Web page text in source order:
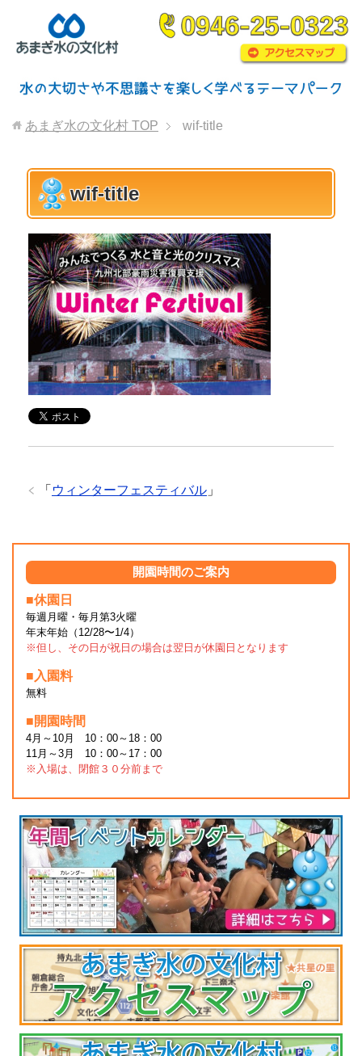
あまぎ水の文化村 TOP wif-title
wif-title
「 ウィンターフェスティバル 」
開園時間のご案内
■休園日
毎週月曜・毎月第3火曜
年末年始（12/28〜1/4）
※但し、その日が祝日の場合は翌日が休園日となります
■入園料
無料
■開園時間
4月～10月 10：00～18：00
11月～3月 10：00～17：00
※入場は、閉館３０分前まで